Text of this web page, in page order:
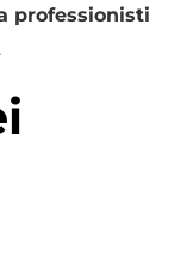
professionisti